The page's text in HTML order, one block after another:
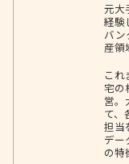
元大
経験
バン
産領
こ
宅の
営。
て、
担当
デー
の特